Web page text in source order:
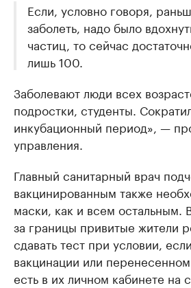
Если, условно говоря,
заболеть, надо было
частиц, то сейчас
лишь 100.
Заболевают люди всех
подростки, студенты.
инкубационный период», —
управления.
Главный санитарный врач
вакцинированным также
маски, как и всем остальным.
за границы привитые жители
сдавать тест при условии,
вакцинации или
есть в их личном кабинете на